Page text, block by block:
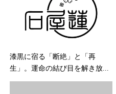
漆黒に宿る「断絶」と「再
生」。運命の結び目を解き放...